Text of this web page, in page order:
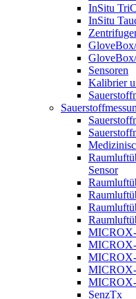
InSitu
InSitu
Sensoren
Kalibrier
Sensor
MICROX-
SenzTx